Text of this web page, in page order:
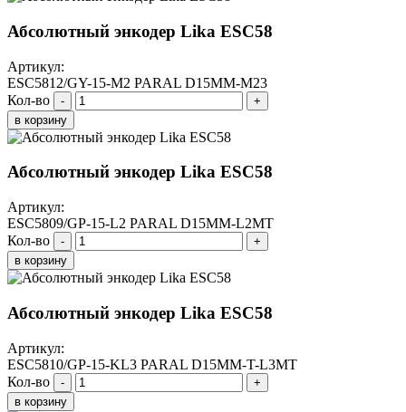
Абсолютный энкодер Lika ESC58
Артикул:
ESC5812/GY-15-M2 PARAL D15MM-M23
Кол-во
-
+
в корзину
Абсолютный энкодер Lika ESC58
Артикул:
ESC5809/GP-15-L2 PARAL D15MM-L2MT
Кол-во
-
+
в корзину
Абсолютный энкодер Lika ESC58
Артикул:
ESC5810/GP-15-KL3 PARAL D15MM-T-L3MT
Кол-во
-
+
в корзину